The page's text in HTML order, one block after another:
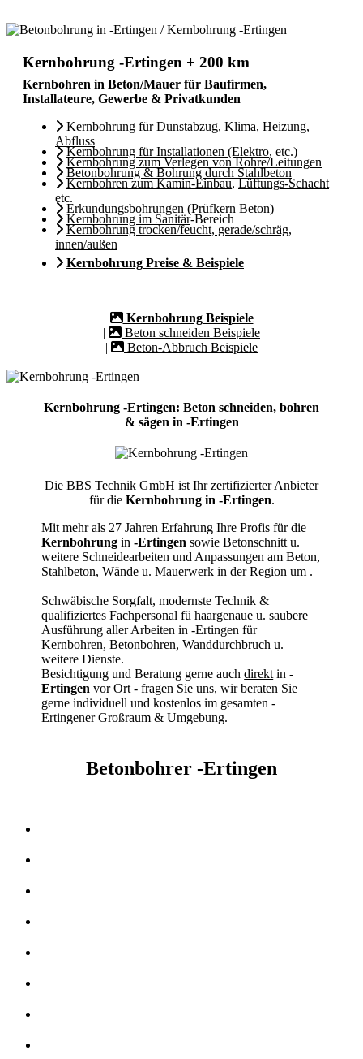
Kernbohrung -Ertingen + 200 km
Kernbohren in Beton/Mauer für Baufirmen,
Installateure, Gewerbe & Privatkunden
Kernbohrung für Dunstabzug, Klima, Heizung,
Abfluss
Kernbohrung für Installationen (Elektro, etc.)
Kernbohrung zum Verlegen von Rohre/Leitungen
Betonbohrung & Bohrung durch Stahlbeton
Kernbohren zum Kamin-Einbau,Lüftungs-Schacht
etc.
Erkundungsbohrungen (Prüfkern Beton)
Kernbohrung im Sanitär-Bereich
Kernbohrung trocken/feucht, gerade/schräg,
innen/außen
Kernbohrung Preise & Beispiele
Kernbohrung Beispiele
|
Beton schneiden Beispiele
|
Beton-Abbruch Beispiele
Kernbohrung -Ertingen: Beton schneiden, bohren
& sägen in -Ertingen
Die BBS Technik GmbH ist Ihr zertifizierter Anbieter
für die Kernbohrung in -Ertingen.
Mit mehr als 27 Jahren Erfahrung Ihre Profis für die
Kernbohrung in-Ertingen sowie Betonschnitt u.
weitere Schneidearbeiten und Anpassungen am Beton,
Stahlbeton, Wände u. Mauerwerk in der Region um .
Schwäbische Sorgfalt, modernste Technik &
qualifiziertes Fachpersonalfü haargenaue u. saubere
Ausführung aller Arbeitenin -Ertingen für
Kernbohren, Betonbohren, Wanddurchbruch u.
weitere Dienste.
Besichtigung und Beratung gerne auchdirekt in-
Ertingen vor Ort - fragen Sie uns, wir beraten Sie
gerne individuell und kostenlos im gesamten -
Ertingener Großraum & Umgebung.
Betonbohrer -Ertingen